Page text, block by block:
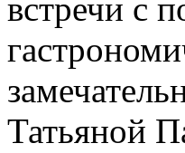
встречи с
Татьяной